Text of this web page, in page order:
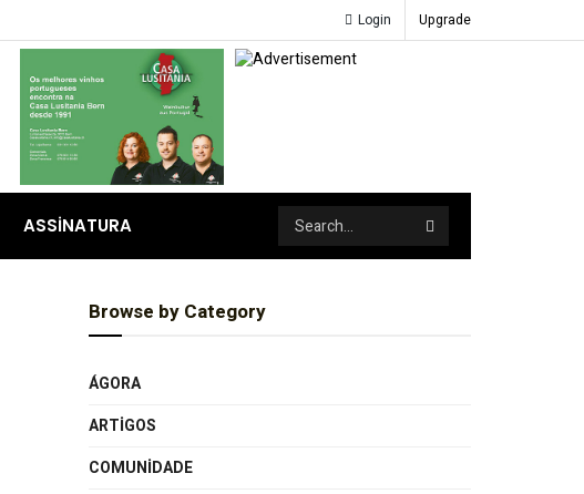
Login Upgrade
ASSINATURA
Browse by Category
ÁGORA
ARTIGOS
COMUNIDADE